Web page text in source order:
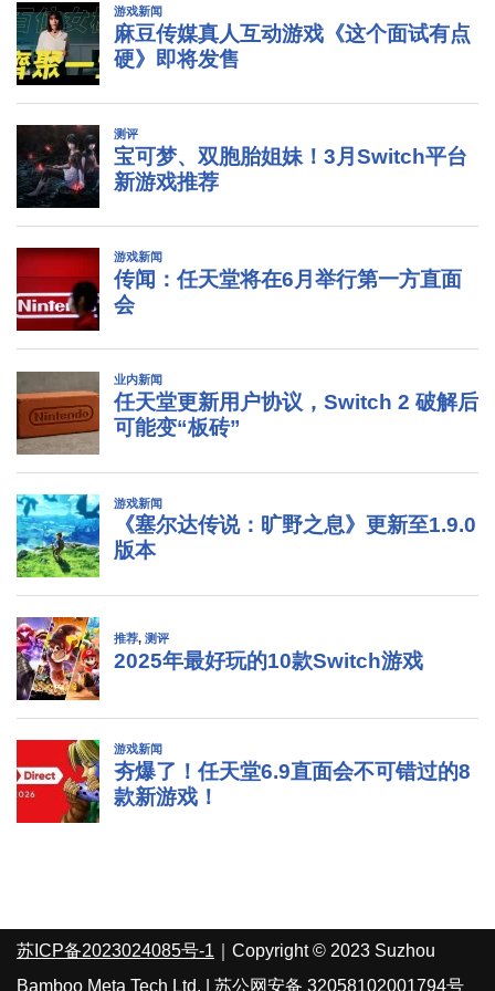
苏ICP备2023024085号-1 ｜Copyright © 2023 Suzhou
Bamboo Meta Tech Ltd. | 苏公网安备 32058102001794号